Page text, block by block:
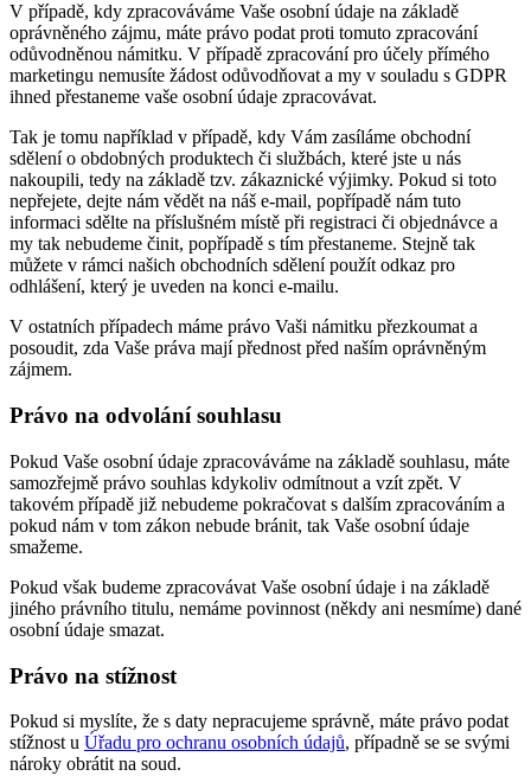
V případě, kdy zpracováváme Vaše osobní údaje na základě
oprávněného zájmu, máte právo podat proti tomuto zpracování
odůvodněnou námitku. V případě zpracování pro účely přímého
marketingu nemusíte žádost odůvodňovat a my v souladu s GDPR
ihned přestaneme vaše osobní údaje zpracovávat.
Tak je tomu například v případě, kdy Vám zasíláme obchodní
sdělení o obdobných produktech či službách, které jste u nás
nakoupili, tedy na základě tzv. zákaznické výjimky. Pokud si toto
nepřejete, dejte nám vědět na náš e-mail, popřípadě nám tuto
informaci sdělte na příslušném místě při registraci či objednávce a
my tak nebudeme činit, popřípadě s tím přestaneme. Stejně tak
můžete v rámci našich obchodních sdělení použít odkaz pro
odhlášení, který je uveden na konci e-mailu.
V ostatních případech máme právo Vaši námitku přezkoumat a
posoudit, zda Vaše práva mají přednost před naším oprávněným
zájmem.
Právo na odvolání souhlasu
Pokud Vaše osobní údaje zpracováváme na základě souhlasu, máte
samozřejmě právo souhlas kdykoliv odmítnout a vzít zpět. V
takovém případě již nebudeme pokračovat s dalším zpracováním a
pokud nám v tom zákon nebude bránit, tak Vaše osobní údaje
smažeme.
Pokud však budeme zpracovávat Vaše osobní údaje i na základě
jiného právního titulu, nemáme povinnost (někdy ani nesmíme) dané
osobní údaje smazat.
Právo na stížnost
Pokud si myslíte, že s daty nepracujeme správně, máte právo podat
stížnost u Úřadu pro ochranu osobních údajů, případně se se svými
nároky obrátit na soud.